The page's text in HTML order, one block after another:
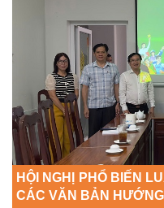
PHỔ BIẾN LUẬT
BẢN HƯỚNG DẪN